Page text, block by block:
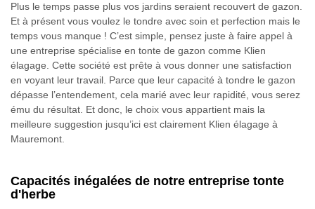
Plus le temps passe plus vos jardins seraient recouvert de gazon.
Et à présent vous voulez le tondre avec soin et perfection mais le
temps vous manque ! C’est simple, pensez juste à faire appel à
une entreprise spécialise en tonte de gazon comme Klien
élagage. Cette société est prête à vous donner une satisfaction
en voyant leur travail. Parce que leur capacité à tondre le gazon
dépasse l’entendement, cela marié avec leur rapidité, vous serez
ému du résultat. Et donc, le choix vous appartient mais la
meilleure suggestion jusqu’ici est clairement Klien élagage à
Mauremont.
Capacités inégalées de notre entreprise tonte
d'herbe